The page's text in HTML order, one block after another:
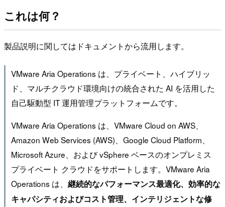
これは何？
製品説明に関してはドキュメントから流用します。
VMware Aria Operations は、プライベート、ハイブリッ
ド、マルチクラウド環境向けの統合された AI を活用した
自己駆動型 IT 運用管理プラットフォームです。
VMware Aria Operations は、VMware Cloud on AWS、
Amazon Web Services (AWS)、Google Cloud Platform、
Microsoft Azure、および vSphere ベースのオンプレミス
プライベート クラウドをサポートします。VMware Aria
Operations は、 継続的なパフォーマンス最適化、効率的な
キャパシティおよびコスト管理、インテリジェントな修